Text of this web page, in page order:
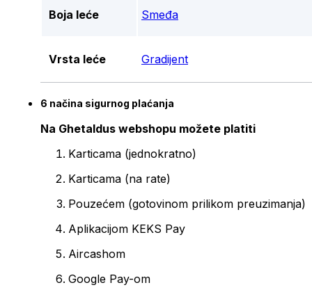
Boja leće Smeđa
Vrsta leće Gradijent
6 načina sigurnog plaćanja
Na Ghetaldus webshopu možete platiti
Karticama (jednokratno)
Karticama (na rate)
Pouzećem (gotovinom prilikom preuzimanja)
Aplikacijom KEKS Pay
Aircashom
Google Pay-om